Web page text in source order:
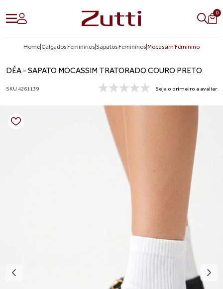
0
Home Calçados Femininos Sapatos Femininos Mocassim Feminino
DÉA - SAPATO MOCASSIM TRATORADO COURO PRETO
SKU 4261139 Seja o primeiro a avaliar